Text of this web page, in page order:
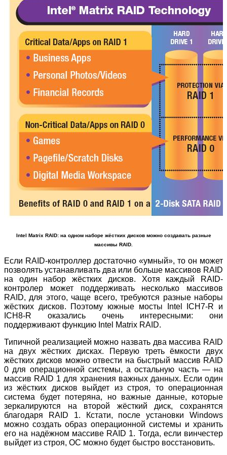
Intel Matrix RAID: на одном наборе жёстких дисков можно создавать разные
массивы RAID.
Если RAID-контроллер достаточно «умный», то он может
позволять устанавливать два или больше массивов RAID
на один набор жёстких дисков. Хотя каждый RAID-
контролер может поддерживать несколько массивов
RAID, для этого, чаще всего, требуются разные наборы
жёстких дисков. Поэтому южные мосты Intel ICH7-R и
ICH8-R оказались очень интересными: они
поддерживают функцию Intel Matrix RAID.
Типичной реализацией можно назвать два массива RAID
на двух жёстких дисках. Первую треть ёмкости двух
жёстких дисков можно отвести на быстрый массив RAID
0 для операционной системы, а остальную часть — на
массив RAID 1 для хранения важных данных. Если один
из жёстких дисков выйдет из строя, то операционная
система будет потеряна, но важные данные, которые
зеркалируются на второй жёсткий диск, сохранятся
благодаря RAID 1. Кстати, после установки Windows
можно создать образ операционной системы и хранить
его на надёжном массиве RAID 1. Тогда, если винчестер
выйдет из строя, ОС можно будет быстро восстановить.